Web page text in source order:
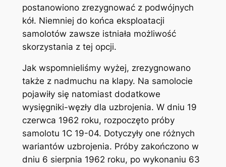
postanowiono zrezygnować z podwójnych
kół. Niemniej do końca eksploatacji
samolotów zawsze istniała możliwość
skorzystania z tej opcji.
Jak wspomnieliśmy wyżej, zrezygnowano
także z nadmuchu na klapy. Na samolocie
pojawiły się natomiast dodatkowe
wysięgniki-węzły dla uzbrojenia. W dniu 19
czerwca 1962 roku, rozpoczęto próby
samolotu 1C 19-04. Dotyczyły one różnych
wariantów uzbrojenia. Próby zakończono w
dniu 6 sierpnia 1962 roku, po wykonaniu 63